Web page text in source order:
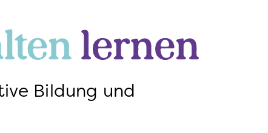
Bildung und